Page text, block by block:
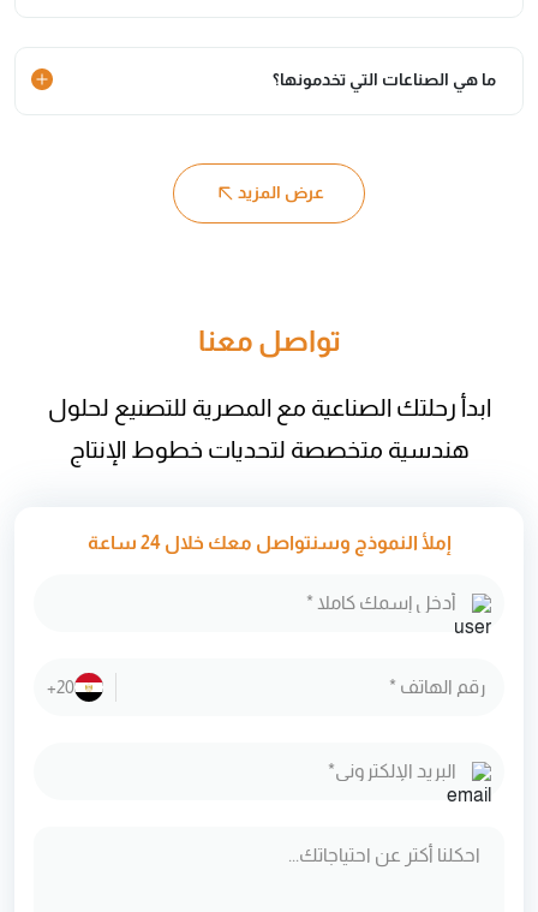
ما هي الصناعات التي تخدمونها؟
عرض المزيد
تواصل معنا
ابدأ رحلتك الصناعية مع المصرية للتصنيع لحلول
هندسية متخصصة لتحديات خطوط الإنتاج
إملأ النموذج وسنتواصل معك خلال 24 ساعة
+20